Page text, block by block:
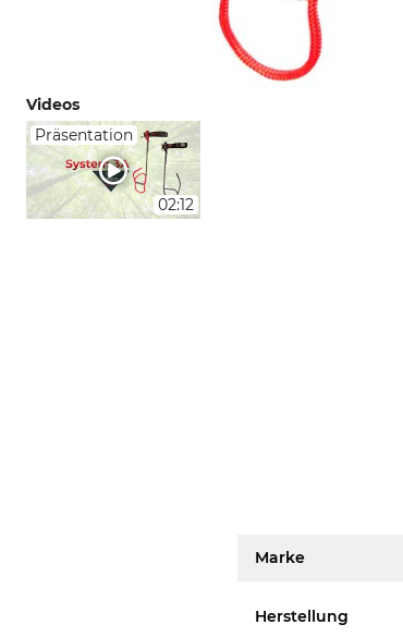
Videos
Präsentation
02:12
Marke
Herstellung